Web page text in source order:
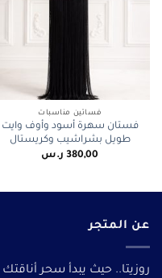
فساتين مناسبات
فستان سهرة أسود وأوف وايت
طويل بشراشيب وكريستال
380,00 ر.س
عن المتجر
روزيتا.. حيث يبدأ سحر